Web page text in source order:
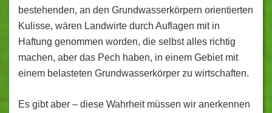
bestehenden, an den Grundwasserkörpern orientierten
Kulisse, wären Landwirte durch Auflagen mit in
Haftung genommen worden, die selbst alles richtig
machen, aber das Pech haben, in einem Gebiet mit
einem belasteten Grundwasserkörper zu wirtschaften.
Es gibt aber – diese Wahrheit müssen wir anerkennen